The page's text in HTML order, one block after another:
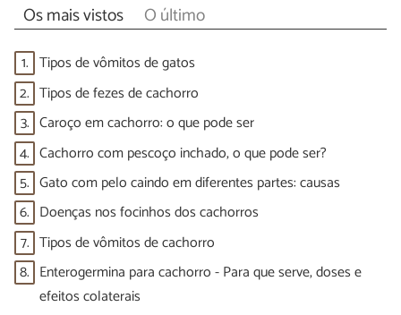
Os mais vistos O último
1. Tipos de vômitos de gatos
2. Tipos de fezes de cachorro
3. Caroço em cachorro: o que pode ser
4. Cachorro com pescoço inchado, o que pode ser?
5. Gato com pelo caindo em diferentes partes: causas
6. Doenças nos focinhos dos cachorros
7. Tipos de vômitos de cachorro
8. Enterogermina para cachorro - Para que serve, doses e
efeitos colaterais